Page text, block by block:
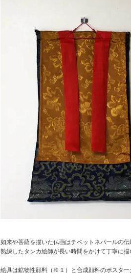
如来や菩薩を描いた仏画はチベットネパールの
熟練したタンカ絵師が長い時間をかけて丁寧に描
絵具は鉱物性顔料（※１）と合成顔料のポスター